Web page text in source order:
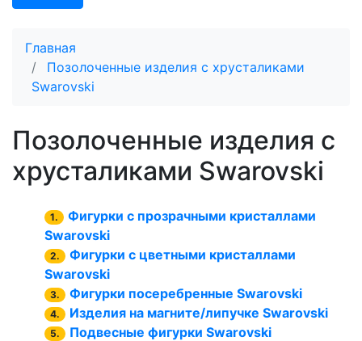
Главная
Позолоченные изделия с хрусталиками
Swarovski
Позолоченные изделия с
хрусталиками Swarovski
1.
Фигурки с прозрачными кристаллами
Swarovski
2.
Фигурки с цветными кристаллами
Swarovski
3. Фигурки посеребренные Swarovski
4. Изделия на магните/липучке Swarovski
5. Подвесные фигурки Swarovski